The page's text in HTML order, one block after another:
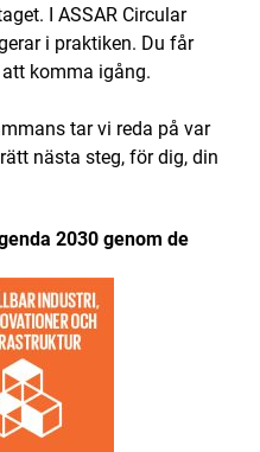
I ASSAR Circular
i praktiken. Du får
komma igång.
tar vi reda på var
nästa steg, för dig, din
2030 genom de